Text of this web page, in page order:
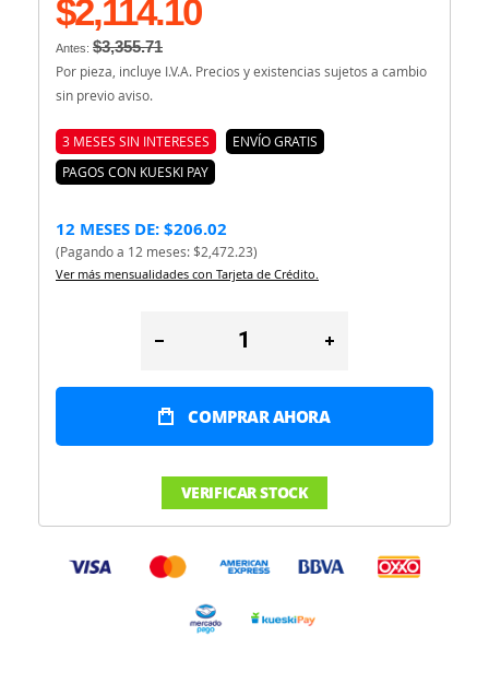
$2,114.10
Antes: $3,355.71
Por pieza, incluye I.V.A. Precios y existencias sujetos a cambio
sin previo aviso.
3 MESES SIN INTERESES
ENVÍO GRATIS
PAGOS CON KUESKI PAY
12 MESES DE: $206.02
(Pagando a 12 meses: $2,472.23)
Ver más mensualidades con Tarjeta de Crédito.
COMPRAR AHORA
VERIFICAR STOCK